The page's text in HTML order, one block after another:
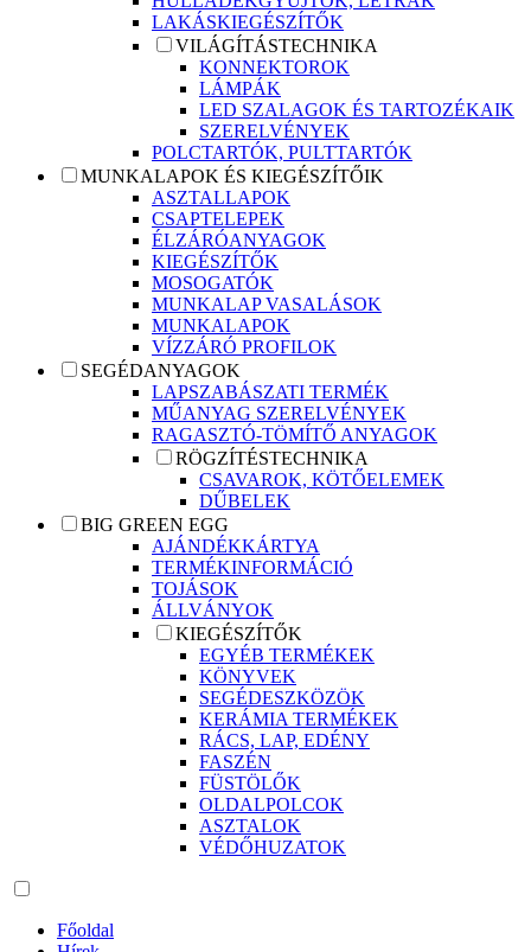
LAKÁSKIEGÉSZÍTŐK
VILÁGÍTÁSTECHNIKA
KONNEKTOROK
LÁMPÁK
LED SZALAGOK ÉS TARTOZÉKAIK
SZERELVÉNYEK
POLCTARTÓK, PULTTARTÓK
MUNKALAPOK ÉS KIEGÉSZÍTŐIK
ASZTALLAPOK
CSAPTELEPEK
ÉLZÁRÓANYAGOK
KIEGÉSZÍTŐK
MOSOGATÓK
MUNKALAP VASALÁSOK
MUNKALAPOK
VÍZZÁRÓ PROFILOK
SEGÉDANYAGOK
LAPSZABÁSZATI TERMÉK
MŰANYAG SZERELVÉNYEK
RAGASZTÓ-TÖMÍTŐ ANYAGOK
RÖGZÍTÉSTECHNIKA
CSAVAROK, KÖTŐELEMEK
DŰBELEK
BIG GREEN EGG
AJÁNDÉKKÁRTYA
TERMÉKINFORMÁCIÓ
TOJÁSOK
ÁLLVÁNYOK
KIEGÉSZÍTŐK
EGYÉB TERMÉKEK
KÖNYVEK
SEGÉDESZKÖZÖK
KERÁMIA TERMÉKEK
RÁCS, LAP, EDÉNY
FASZÉN
FÜSTÖLŐK
OLDALPOLCOK
ASZTALOK
VÉDŐHUZATOK
Főoldal